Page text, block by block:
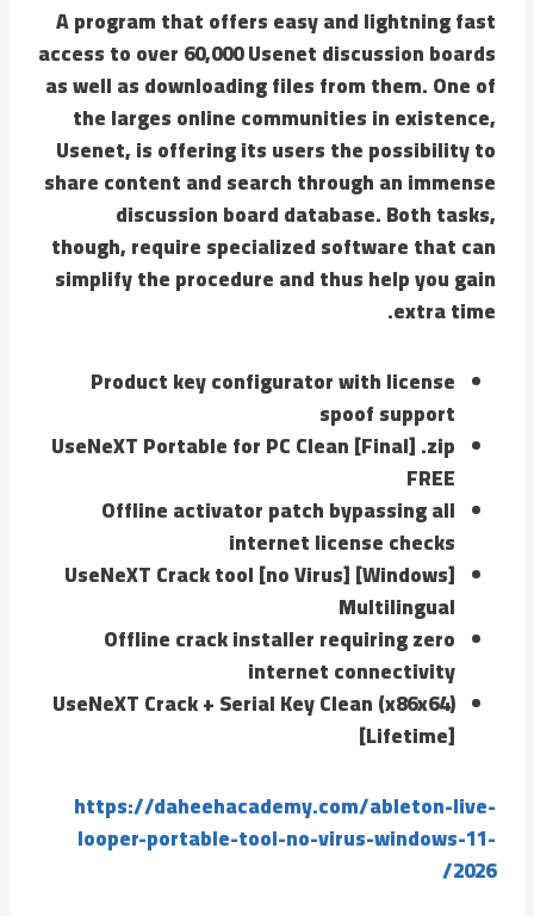
A program that offers easy and lightning fast
access to over 60,000 Usenet discussion boards
as well as downloading files from them. One of
the larges online communities in existence,
Usenet, is offering its users the possibility to
share content and search through an immense
discussion board database. Both tasks,
though, require specialized software that can
simplify the procedure and thus help you gain
extra time.
Product key configurator with license
spoof support
UseNeXT Portable for PC Clean [Final] .zip
FREE
Offline activator patch bypassing all
internet license checks
UseNeXT Crack tool [no Virus] [Windows]
Multilingual
Offline crack installer requiring zero
internet connectivity
UseNeXT Crack + Serial Key Clean (x86x64)
[Lifetime]
https://daheehacademy.com/ableton-live-
looper-portable-tool-no-virus-windows-11-
2026/